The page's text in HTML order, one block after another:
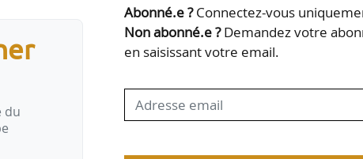
aux coûts de gestion des déchets du
du
Abonné.e ?Connectez-vous
Non abonné.e ?Demandez votre
en saisissant votre email.